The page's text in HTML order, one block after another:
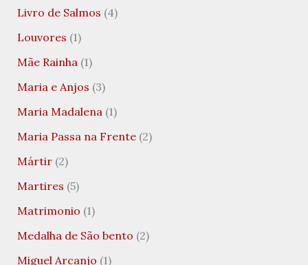
Livro de Salmos (4)
Louvores (1)
Mãe Rainha (1)
Maria e Anjos (3)
Maria Madalena (1)
Maria Passa na Frente(2)
Mártir(2)
Martires (5)
Matrimonio (1)
Medalha de São bento (2)
Miguel Arcanjo (1)